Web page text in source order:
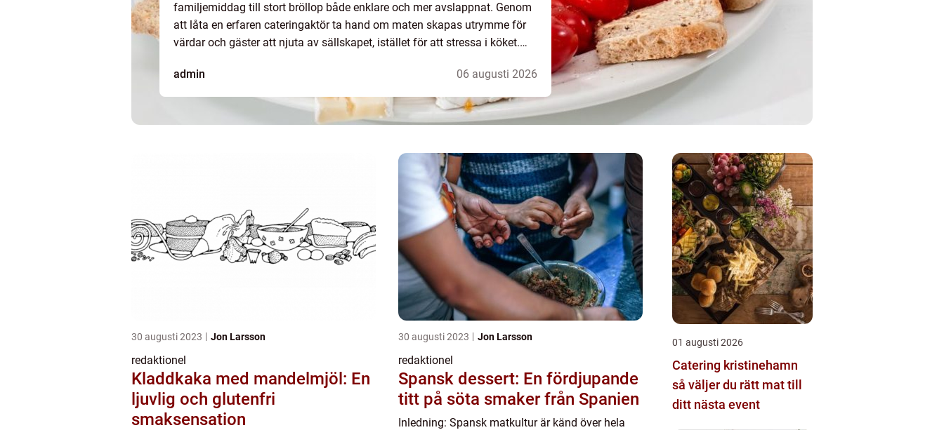
familjemiddag till stort bröllop både enklare och mer avslappnat. Genom
att låta en erfaren cateringaktör ta hand om maten skapas utrymme för
värdar och gäster att njuta av sällskapet, istället för att stressa i köket.
admin
06 augusti 2026
30 augusti 2023 Jon Larsson
redaktionel
Kladdkaka med mandelmjöl: En
ljuvlig och glutenfri
smaksensation
30 augusti 2023 Jon Larsson
redaktionel
Spansk dessert: En fördjupande
titt på söta smaker från Spanien
Inledning: Spansk matkultur är känd över hela
01 augusti 2026
Catering kristinehamn
så väljer du rätt mat till
ditt nästa event